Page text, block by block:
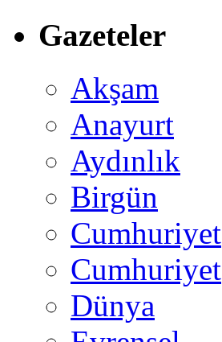
Gazeteler
Akşam
Anayurt
Aydınlık
Birgün
Cumhuriyet
Cumhuriyet
Dünya